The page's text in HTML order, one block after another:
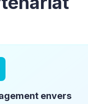
envers